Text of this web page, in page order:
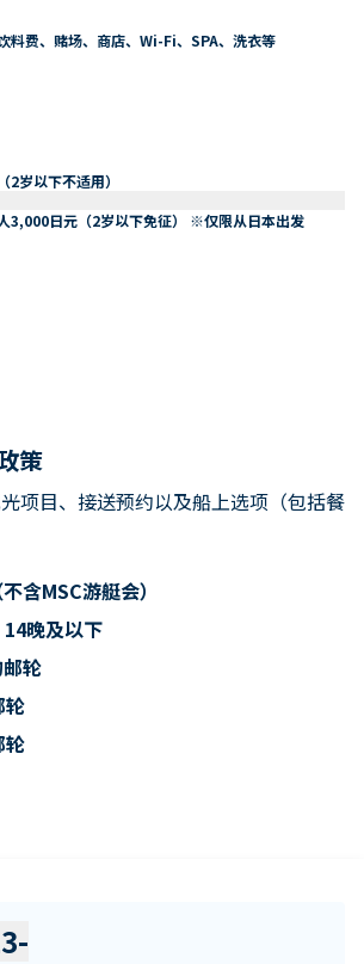
料费、赌场、商店、Wi-Fi、SPA、洗衣等
2岁以下不适用）
3,000日元（2岁以下免征） ※仅限从日本出发
策
项目、接送预约以及船上选项（包括餐
含MSC游艇会）
晚及以下
轮
轮
轮
-